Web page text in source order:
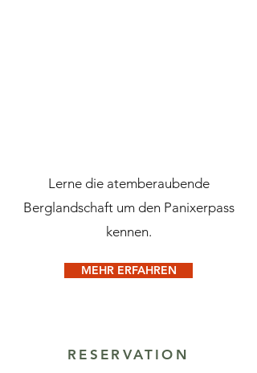
Lerne die atemberaubende
Berglandschaft um den Panixerpass
kennen.
MEHR ERFAHREN
RESERVATION